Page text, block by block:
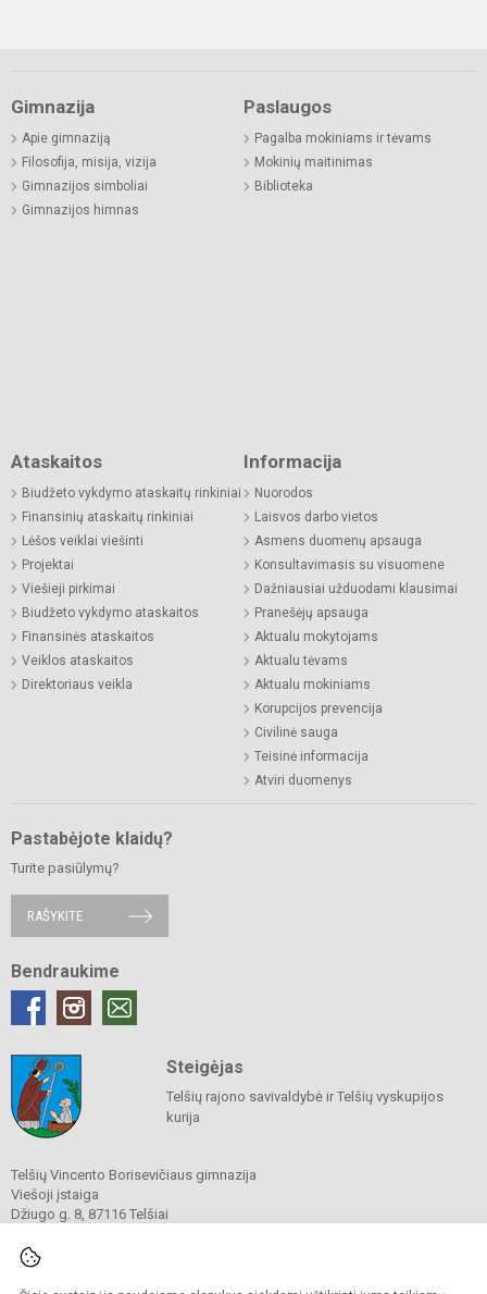
Gimnazija
Apie gimnaziją
Filosofija, misija, vizija
Gimnazijos simboliai
Gimnazijos himnas
Paslaugos
Pagalba mokiniams ir tėvams
Mokinių maitinimas
Biblioteka
Ataskaitos
Biudžeto vykdymo ataskaitų rinkiniai
Finansinių ataskaitų rinkiniai
Lėšos veiklai viešinti
Projektai
Viešieji pirkimai
Biudžeto vykdymo ataskaitos
Finansinės ataskaitos
Veiklos ataskaitos
Direktoriaus veikla
Informacija
Nuorodos
Laisvos darbo vietos
Asmens duomenų apsauga
Konsultavimasis su visuomene
Dažniausiai užduodami klausimai
Pranešėjų apsauga
Aktualu mokytojams
Aktualu tėvams
Aktualu mokiniams
Korupcijos prevencija
Civilinė sauga
Teisinė informacija
Atviri duomenys
Pastabėjote klaidų?
Turite pasiūlymų?
RAŠYKITE
Bendraukime
Steigėjas
Telšių rajono savivaldybė ir Telšių vyskupijos
kurija
Telšių Vincento Borisevičiaus gimnazija
Viešoji įstaiga
Džiugo g. 8, 87116 Telšiai
El. p.
Duomenys kaupiami ir saugomi